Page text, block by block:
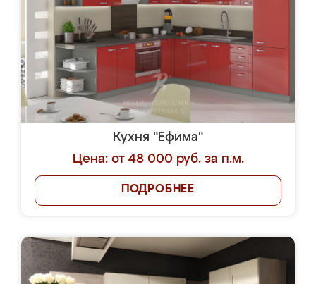
Кухня "Ефима"
Цена: от 48 000 руб. за п.м.
ПОДРОБНЕЕ